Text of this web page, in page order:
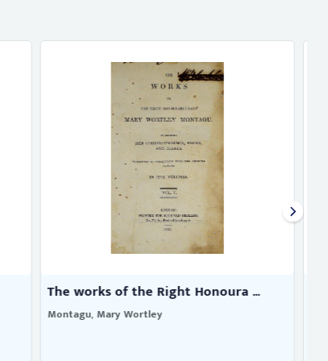
The works of the right honoura ...
Montagu, Mary Wortley